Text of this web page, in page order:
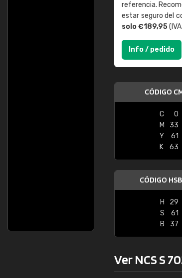
referencia.
estar seguro del
solo €189,95
Info / pedido
CÓDIGO
C
0
M
33
Y
61
K
63
CÓDIGO
H
29
S
61
B
37
Ver NCS S